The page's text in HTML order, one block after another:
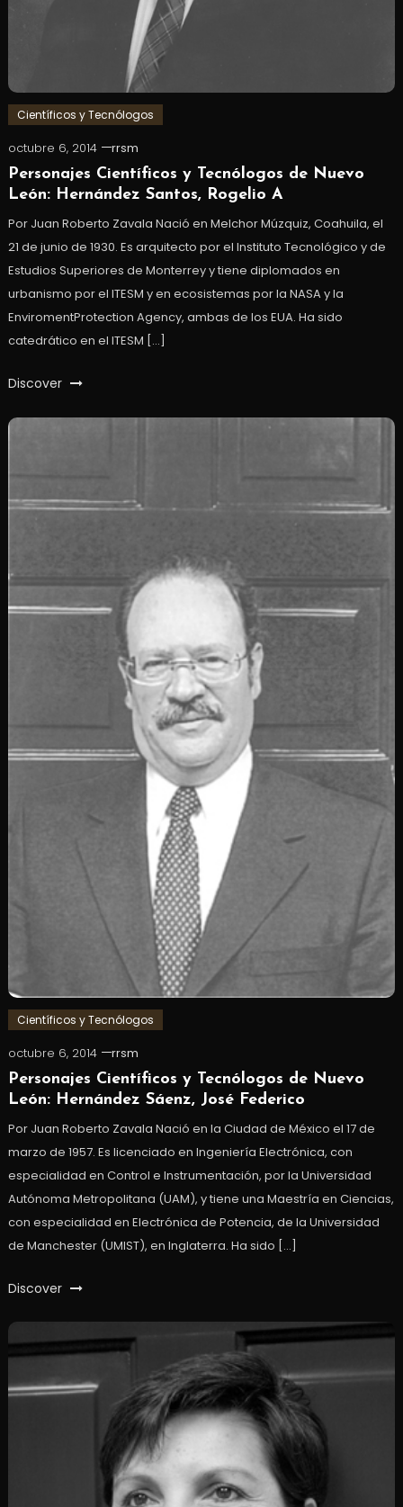
Científicos y Tecnólogos
octubre 6, 2014
rrsm
Personajes Científicos y Tecnólogos de Nuevo
León: Hernández Santos, Rogelio A
Por Juan Roberto Zavala Nació en Melchor Múzquiz, Coahuila, el
21 de junio de 1930. Es arquitecto por el Instituto Tecnológico y de
Estudios Superiores de Monterrey y tiene diplomados en
urbanismo por el ITESM y en ecosistemas por la NASA y la
EnviromentProtection Agency, ambas de los EUA. Ha sido
catedrático en el ITESM […]
Discover
Científicos y Tecnólogos
octubre 6, 2014
rrsm
Personajes Científicos y Tecnólogos de Nuevo
León: Hernández Sáenz, José Federico
Por Juan Roberto Zavala Nació en la Ciudad de México el 17 de
marzo de 1957. Es licenciado en Ingeniería Electrónica, con
especialidad en Control e Instrumentación, por la Universidad
Autónoma Metropolitana (UAM), y tiene una Maestría en Ciencias,
con especialidad en Electrónica de Potencia, de la Universidad
de Manchester (UMIST), en Inglaterra. Ha sido […]
Discover